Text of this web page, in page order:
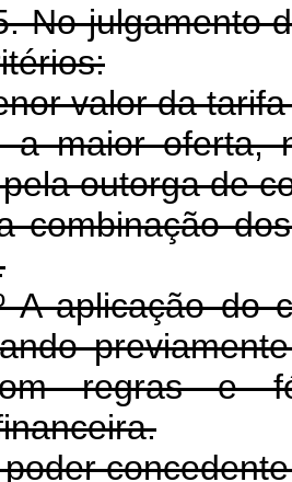
No julgamento
valor da
a maior oferta,
outorga de
combinação
A aplicação do
regras e
poder